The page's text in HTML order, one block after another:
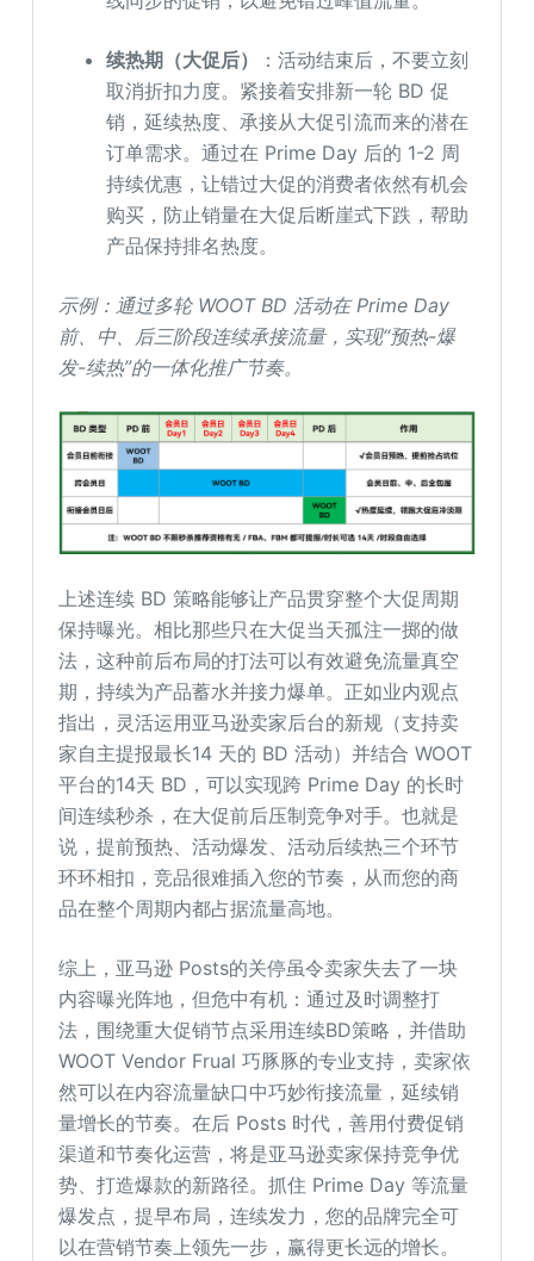
续热期（大促后）
：活动结束后，不要立刻
取消折扣力度。紧接着安排新一轮 BD 促
销，延续热度、承接从大促引流而来的潜在
订单需求。通过在 Prime Day 后的 1-2 周
持续优惠，让错过大促的消费者依然有机会
购买，防止销量在大促后断崖式下跌，帮助
产品保持排名热度。
示例：通过多轮 WOOT BD 活动在 Prime Day
前、中、后三阶段连续承接流量，实现“预热-爆
发-续热”的一体化推广节奏。
上述连续 BD 策略能够让产品贯穿整个大促周期
保持曝光。相比那些只在大促当天孤注一掷的做
法，这种前后布局的打法可以有效避免流量真空
期，持续为产品蓄水并接力爆单。正如业内观点
指出，灵活运用亚马逊卖家后台的新规（支持卖
家自主提报最长14 天的 BD 活动）并结合 WOOT
平台的14天 BD，可以实现跨 Prime Day 的长时
间连续秒杀，在大促前后压制竞争对手。也就是
说，提前预热、活动爆发、活动后续热三个环节
环环相扣，竞品很难插入您的节奏，从而您的商
品在整个周期内都占据流量高地。
综上，亚马逊 Posts的关停虽令卖家失去了一块
内容曝光阵地，但危中有机：通过及时调整打
法，围绕重大促销节点采用连续BD策略，并借助
WOOT Vendor Frual 巧豚豚的专业支持，卖家依
然可以在内容流量缺口中巧妙衔接流量，延续销
量增长的节奏。在后 Posts 时代，善用付费促销
渠道和节奏化运营，将是亚马逊卖家保持竞争优
势、打造爆款的新路径。抓住 Prime Day 等流量
爆发点，提早布局，连续发力，您的品牌完全可
以在营销节奏上领先一步，赢得更长远的增长。